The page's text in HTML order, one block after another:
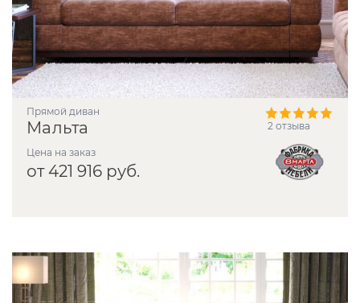
прямой диван
Мальта
Цена на заказ
от 421 916 руб.
2 отзыва